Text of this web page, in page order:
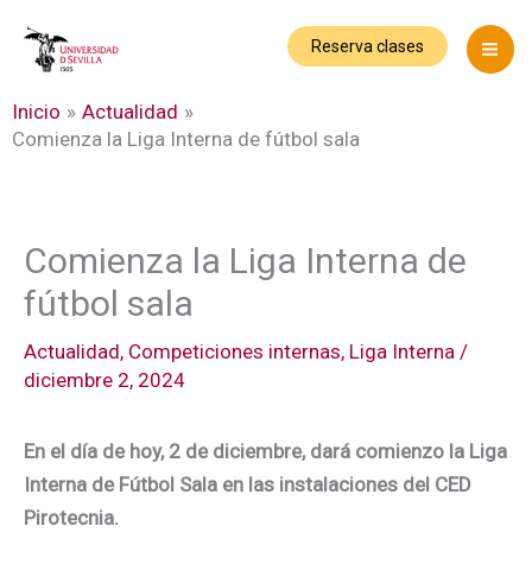
Reserva clases
Inicio
Actualidad
Comienza la Liga Interna de fútbol sala
Comienza la Liga Interna de
fútbol sala
Actualidad, Competiciones internas, Liga Interna /
diciembre 2, 2024
En el día de hoy, 2 de diciembre, dará comienzo la Liga
Interna de Fútbol Sala en las instalaciones del CED
Pirotecnia.